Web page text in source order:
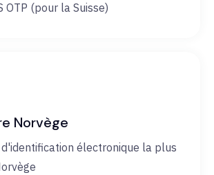
OTP (pour la Suisse)
Norvège
électronique la plus